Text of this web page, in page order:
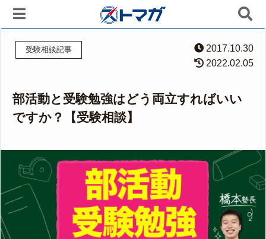
受験相談記事
2017.10.30
2022.02.05
部活動と受験勉強はどう両立すればいい
ですか？【受験相談】